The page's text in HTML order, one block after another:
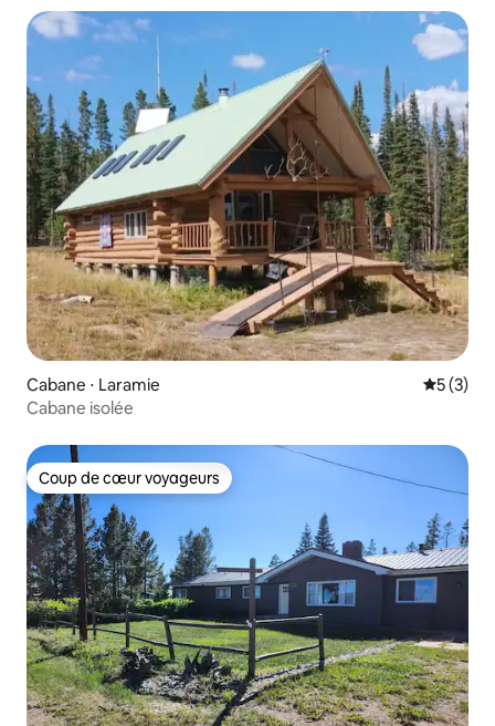
Cabane ⋅ Laramie
5 (3)
Cabane isolée
Coup de cœur voyageurs
Coup de cœur voyageurs